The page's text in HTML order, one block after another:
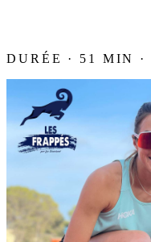
DURÉE · 51 MIN ·